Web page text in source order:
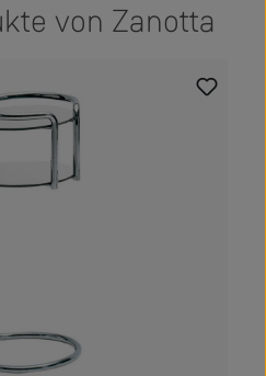
von Zanotta